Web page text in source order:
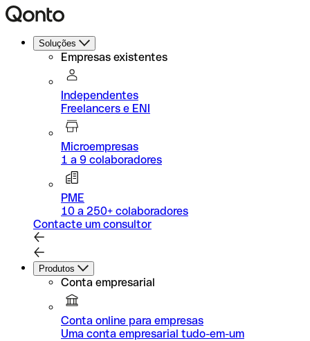
Soluções
Empresas existentes
Independentes
Freelancers e ENI
Microempresas
1 a 9 colaboradores
PME
10 a 250+ colaboradores
Contacte um consultor
Produtos
Conta empresarial
Conta online para empresas
Uma conta empresarial tudo-em-um